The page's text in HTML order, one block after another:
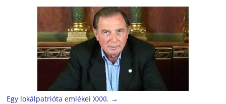
Egy lokálpatrióta emlékei XXXI. →